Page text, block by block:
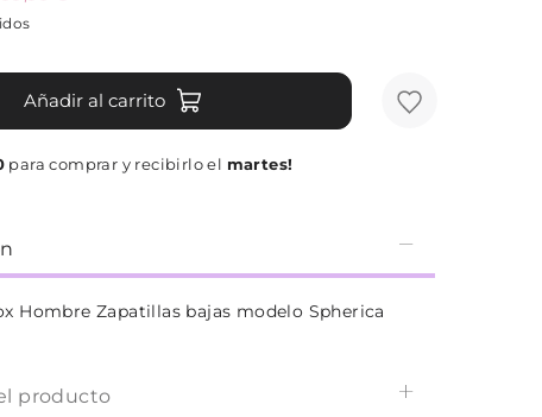
Añadir al carrito
para comprar y recibirlo el martes!
Hombre Zapatillas bajas modelo Spherica
producto